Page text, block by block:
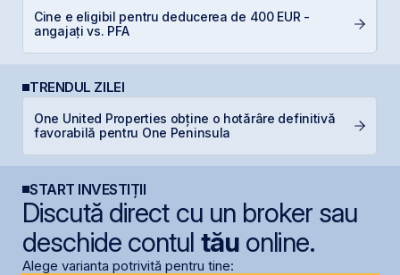
Cine e eligibil pentru deducerea de 400 EUR -
angajați vs. PFA
TRENDUL ZILEI
One United Properties obține o hotărâre definitivă
favorabilă pentru One Peninsula
START INVESTIȚII
Discută direct cu un broker sau
deschide contul tăuonline.
Alege varianta potrivită pentru tine: